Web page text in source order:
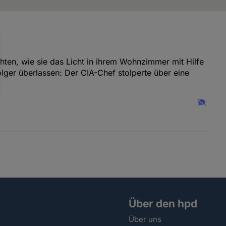
wie sie das Licht in ihrem Wohnzimmer mit Hilfe
überlassen: Der CIA-Chef stolperte über eine
Über den hpd
Über uns